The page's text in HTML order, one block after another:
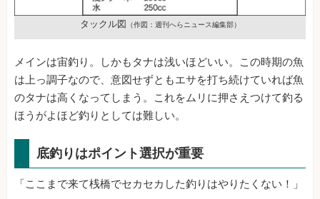
タックル図 （作図：週刊へらニュース編集部）
メインは宙釣り。しかもタナは浅いほどいい。この時期の魚
は上っ調子なので、意図せずともエサを打ち続けていれば魚
のタナは高くなってしまう。これをムリに押さえつけて釣る
ほうがよほど釣りとしては難しい。
底釣りはポイント選択が重要
「ここまで来て桟橋でセカセカした釣りはやりたくない！」